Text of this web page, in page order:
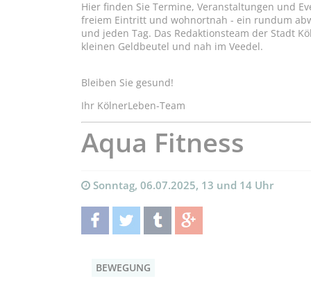
Hier finden Sie Termine, Veranstaltungen und
freiem Eintritt und wohnortnah - ein rundum
und jeden Tag. Das Redaktionsteam der Stadt
kleinen Geldbeutel und nah im Veedel.
Bleiben Sie gesund!
Ihr KölnerLeben-Team
Aqua Fitness
Sonntag, 06.07.2025, 13 und 14 Uhr
BEWEGUNG